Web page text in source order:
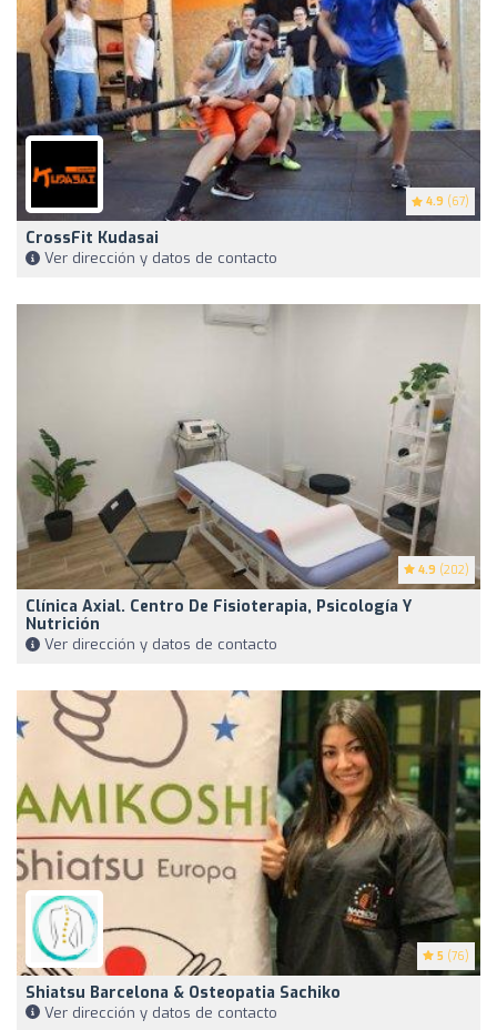
4.9 (67)
CrossFit Kudasai
Ver dirección y datos de contacto
4.9 (202)
Clínica Axial. Centro De Fisioterapia, Psicología Y
Nutrición
Ver dirección y datos de contacto
5 (76)
Shiatsu Barcelona & Osteopatia Sachiko
Ver dirección y datos de contacto